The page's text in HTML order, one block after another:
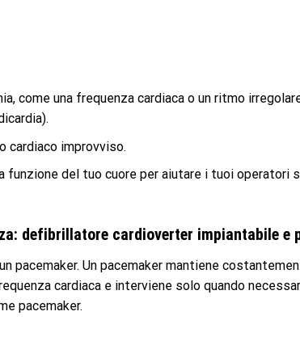
come una frequenza cardiaca o un ritmo
cardiaco improvviso.
funzione del tuo cuore per aiutare i tuoi operatori
defibrillatore cardioverter impiantabile e
pacemaker. Un pacemaker mantiene
cardiaca e interviene solo quando
pacemaker.